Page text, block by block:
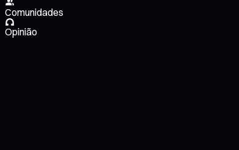
Comunidades
Opinião